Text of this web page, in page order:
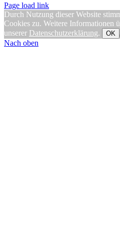
Page load link
Durch Nutzung dieser Website
Cookies zu. Weitere Informationen
unserer Datenschutzerklärung. OK
Nach oben